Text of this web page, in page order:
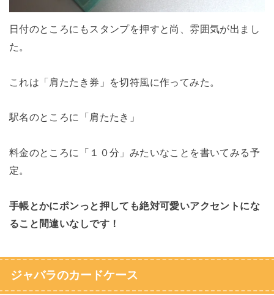
日付のところにもスタンプを押すと尚、雰囲気が出まし
た。
これは「肩たたき券」を切符風に作ってみた。
駅名のところに「肩たたき」
料金のところに「１０分」みたいなことを書いてみる予
定。
手帳とかにポンっと押しても絶対可愛いアクセントにな
ること間違いなしです！
ジャバラのカードケース